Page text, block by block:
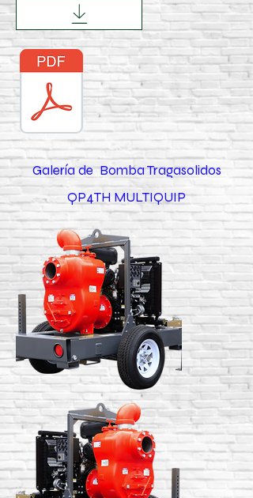
Galería de Bomba Tragasolidos
QP4TH MULTIQUIP